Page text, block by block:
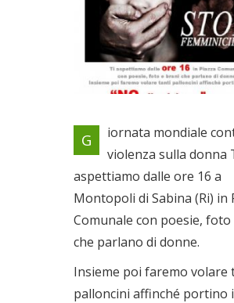
Locandina evento
Il 24/11/2013
G
iornata mondiale
violenza sulla donna
aspettiamo dalle ore 16 a
Montopoli di Sabina (Ri) in
Comunale con poesie,
che parlano di donne.
Insieme poi faremo volare
palloncini affinché portino